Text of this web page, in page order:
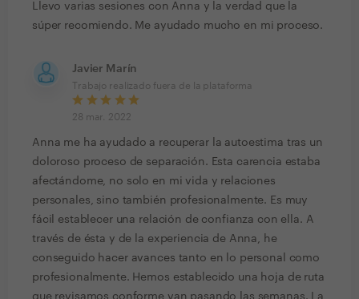
Llevo varias sesiones con Anna y la verdad que la
súper recomiendo. Me ayudado mucho en mi proceso.
Javier Marín
Trabajo realizado fuera de la plataforma
28 mar. 2022
Anna me ha ayudado a recuperar la autoestima tras un
doloroso proceso de separación. Esta carencia estaba
afectándome, no solo en mi vida y relaciones
personales, sino también profesionalmente. Es muy
fácil establecer una relación de confianza con ella. A
través de ésta y de la experiencia de Anna, he
conseguido hacer avances tanto en lo personal como
profesionalmente. Hemos establecido una hoja de ruta